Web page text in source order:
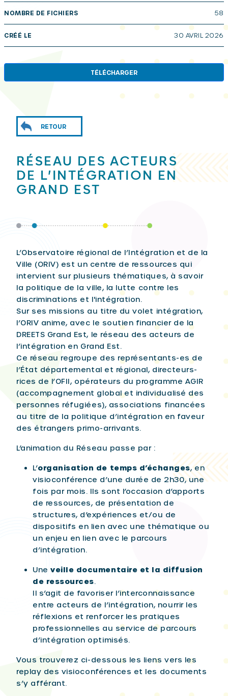
NOMBRE DE FICHIERS 58
CRÉÉ LE 30 AVRIL 2026
TÉLÉCHARGER
RETOUR
RÉSEAU DES ACTEURS
DE L’INTÉGRATION EN
GRAND EST
L’Observatoire régional de l’Intégration et de la
Ville (ORIV) est un centre de ressources qui
intervient sur plusieurs thématiques, à savoir
la politique de la ville, la lutte contre les
discriminations et l'intégration.
Sur ses missions au titre du volet intégration,
l’ORIV anime, avec le soutien financier de la
DREETS Grand Est, le réseau des acteurs de
l’intégration en Grand Est.
Ce réseau regroupe des représentants-es de
l’État départemental et régional, directeurs-
rices de l’OFII, opérateurs du programme AGIR
(accompagnement global et individualisé des
personnes réfugiées), associations financées
au titre de la politique d’intégration en faveur
des étrangers primo-arrivants.
L’animation du Réseau passe par :
L’organisation de temps d’échanges, en
visioconférence d’une durée de 2h30, une
fois par mois. Ils sont l’occasion d’apports
de ressources, de présentation de
structures, d’expériences et/ou de
dispositifs en lien avec une thématique ou
un enjeu en lien avec le parcours
d’intégration.
Uneveille documentaire et la diffusion
de ressources.
Il s’agit de favoriser l’interconnaissance
entre acteurs de l’intégration, nourrir les
réflexions et renforcer les pratiques
professionnelles au service de parcours
d’intégration optimisés.
Vous trouverez ci-dessous les liens vers les
replay des visioconférences et les documents
s’y afférant.